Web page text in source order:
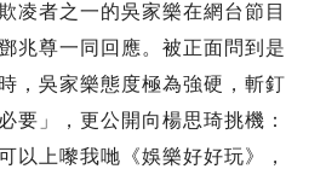
凌者之一的吳家樂在網台節目
兆尊一同回應。被正面問到是
，吳家樂態度極為強硬，斬釘
要」，更公開向楊思琦挑機：
以上嚟我哋《娛樂好好玩》，